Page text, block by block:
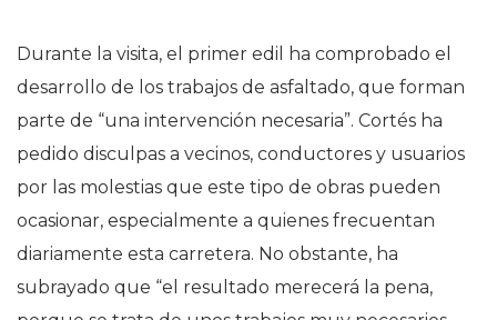
Durante la visita, el primer edil ha comprobado el
desarrollo de los trabajos de asfaltado, que forman
parte de “una intervención necesaria”. Cortés ha
pedido disculpas a vecinos, conductores y usuarios
por las molestias que este tipo de obras pueden
ocasionar, especialmente a quienes frecuentan
diariamente esta carretera. No obstante, ha
subrayado que “el resultado merecerá la pena,